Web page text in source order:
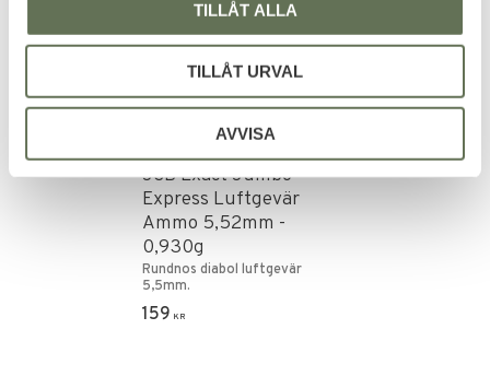
TILLÅT ALLA
TILLÅT URVAL
AVVISA
Lägg till i favoriter
JSB Exact Jumbo
Express Luftgevär
Ammo 5,52mm -
0,930g
Rundnos diabol luftgevär
5,5mm.
159 KR